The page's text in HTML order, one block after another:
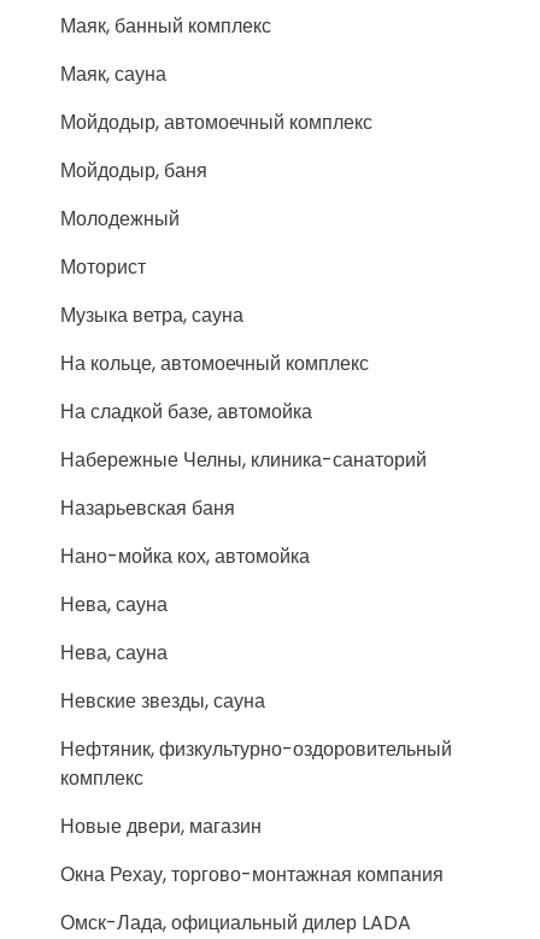
Маяк, банный комплекс
Маяк, сауна
Мойдодыр, автомоечный комплекс
Мойдодыр, баня
Молодежный
Моторист
Музыка ветра, сауна
На кольце, автомоечный комплекс
На сладкой базе, автомойка
Набережные Челны, клиника-санаторий
Назарьевская баня
Нано-мойка кох, автомойка
Нева, сауна
Нева, сауна
Невские звезды, сауна
Нефтяник, физкультурно-оздоровительный
комплекс
Новые двери, магазин
Окна Рехау, торгово-монтажная компания
Омск-Лада, официальный дилер LADA